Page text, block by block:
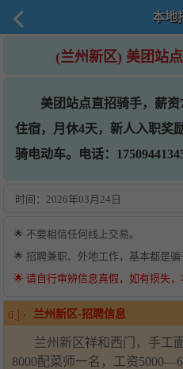
本地
(兰州新区) 美团站
美团站点直招骑手，薪资
住宿，月休4天，新人入职奖
骑电动车。电话：
时间： 2026年03月24日
🌟 不要相信任何线上交易。
🌟 招聘兼职、外地工作，基本都是骗
🌟 请自行审辨信息真假，如有损失，
兰州新区-招聘信息
兰州新区祥和西门，手工
8000配菜师一名，工资